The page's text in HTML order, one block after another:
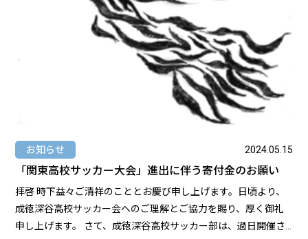
お知らせ 2024.05.15
「関東高校サッカー大会」進出に伴う寄付金のお願い
拝啓 時下益々ご清祥のこととお慶び申し上げます。日頃より、
成徳深谷高校サッカー会へのご理解とご協力を賜り、厚く御礼
申し上げます。 さて、成徳深谷高校サッカー部は、過日開催さ